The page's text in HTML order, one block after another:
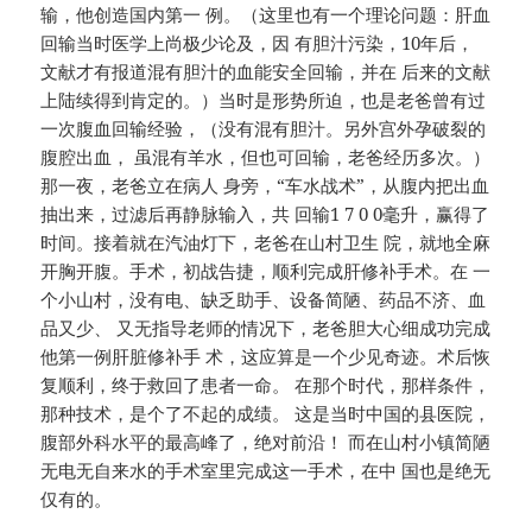
输，他创造国内第一 例。（这里也有一个理论问题：肝血
回输当时医学上尚极少论及，因 有胆汁污染，10年后，
文献才有报道混有胆汁的血能安全回输，并在 后来的文献
上陆续得到肯定的。）当时是形势所迫，也是老爸曾有过
一次腹血回输经验，（没有混有胆汁。另外宫外孕破裂的
腹腔出血， 虽混有羊水，但也可回输，老爸经历多次。）
那一夜，老爸立在病人 身旁，“车水战术”，从腹内把出血
抽出来，过滤后再静脉输入，共 回输1 7 0 0毫升，赢得了
时间。接着就在汽油灯下，老爸在山村卫生 院，就地全麻
开胸开腹。手术，初战告捷，顺利完成肝修补手术。在 一
个小山村，没有电、缺乏助手、设备简陋、药品不济、血
品又少、 又无指导老师的情况下，老爸胆大心细成功完成
他第一例肝脏修补手 术，这应算是一个少见奇迹。术后恢
复顺利，终于救回了患者一命。 在那个时代，那样条件，
那种技术，是个了不起的成绩。 这是当时中国的县医院，
腹部外科水平的最高峰了，绝对前沿！ 而在山村小镇简陋
无电无自来水的手术室里完成这一手术，在中 国也是绝无
仅有的。